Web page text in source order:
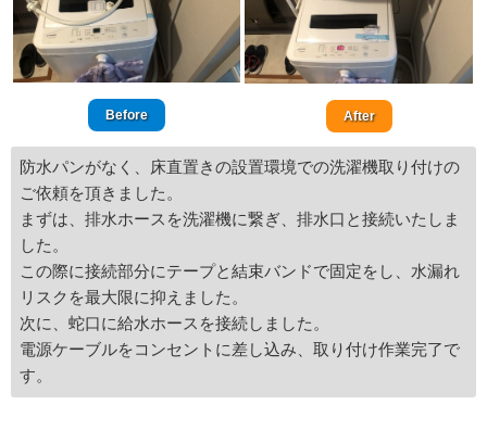
Before After
防水パンがなく、床直置きの設置環境での洗濯機取り付けの
ご依頼を頂きました。
まずは、排水ホースを洗濯機に繋ぎ、排水口と接続いたしま
した。
この際に接続部分にテープと結束バンドで固定をし、水漏れ
リスクを最大限に抑えました。
次に、蛇口に給水ホースを接続しました。
電源ケーブルをコンセントに差し込み、取り付け作業完了で
す。